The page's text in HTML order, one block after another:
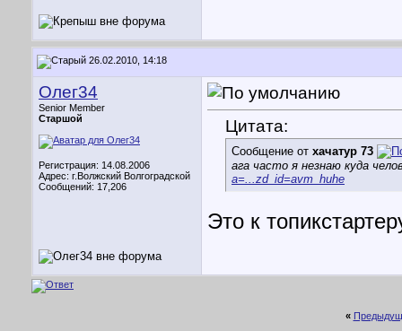
26.02.2010, 14:18
Олег34
Senior Member
Старшой
Регистрация: 14.08.2006
Адрес: г.Волжский Волгоградской
Сообщений: 17,206
Цитата:
Сообщение от хачатур 73
ага часто я незнаю куда
a=...zd_id=avm_huhе
Это к
«